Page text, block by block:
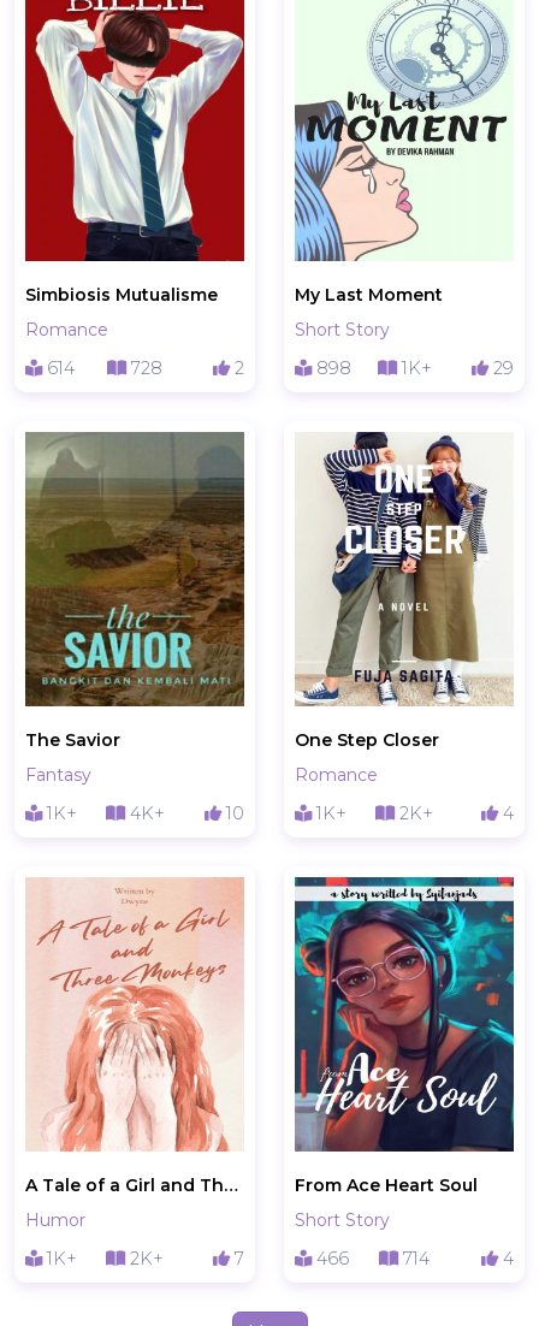
Simbiosis Mutualisme
Romance
614
728 2
My Last Moment
Short Story
898
1K+ 29
The Savior
Fantasy
1K+
4K+ 10
One Step Closer
Romance
1K+
2K+ 4
A Tale of a Girl and Three Monkeys
Humor
1K+
2K+ 7
From Ace Heart Soul
Short Story
466
714 4